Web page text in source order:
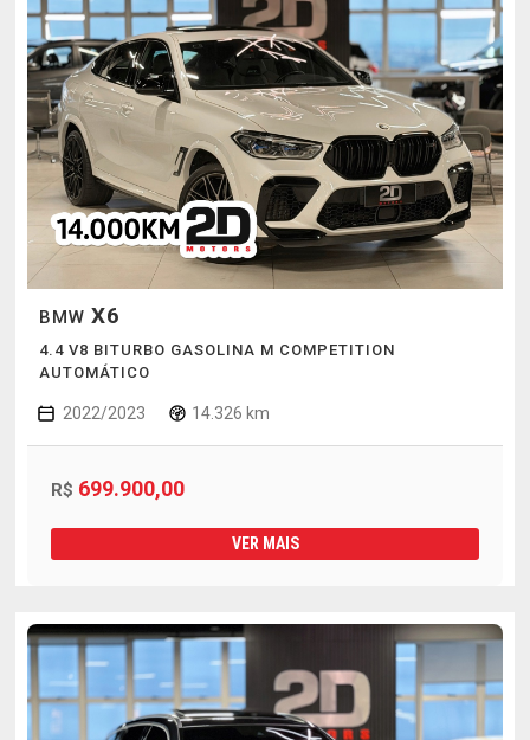
BMW X6
4.4 V8 BITURBO GASOLINA M COMPETITION
AUTOMÁTICO
2022/2023 14.326 km
R$ 699.900,00
VER MAIS